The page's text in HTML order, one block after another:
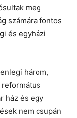
meg
számára fontos
és egyházi
három,
református
ház és egy
nem csupán